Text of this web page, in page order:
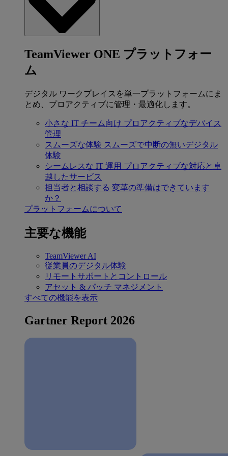
TeamViewer ONE プラットフォー
ム
デジタル ワークプレイスを単一プラットフォームにま
とめ、プロアクティブに管理・最適化します。
小さな IT チーム向け プロアクティブなデバイス
管理
スムーズな体験 スムーズで中断の無いデジタル
体験
シームレスな IT 運用 プロアクティブな対応と卓
越したサービス
担当者と相談する 変革の準備はできています
か？
プラットフォームについて
主要な機能
TeamViewer AI
従業員のデジタル体験
リモートサポートとコントロール
アセット & パッチ マネジメント
すべての機能を表示
Gartner Report 2026